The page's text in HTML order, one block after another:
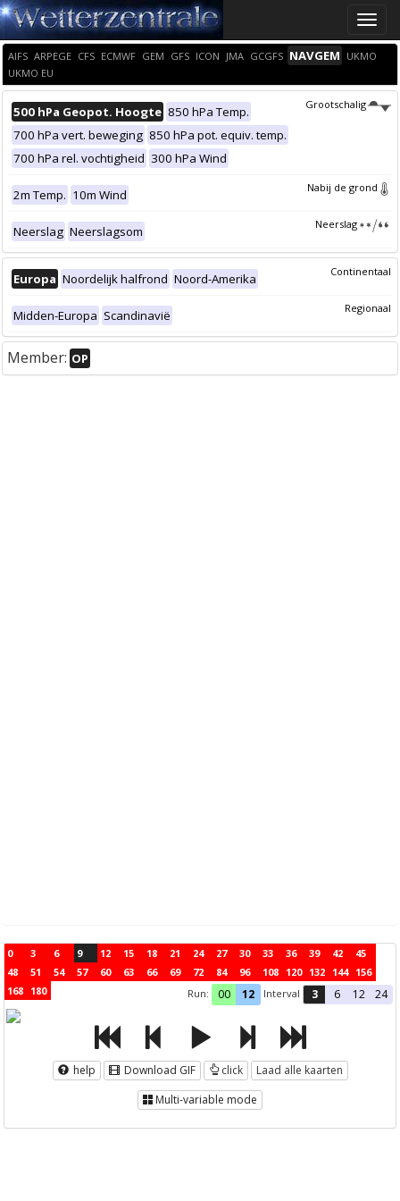
Toggle
AIFS ARPEGE CFS ECMWF GEM GFS ICON JMA GCGFS NAVGEM UKMO
UKMO EU
Grootschalig
500 hPa Geopot. Hoogte 850 hPa Temp.
700 hPa vert. beweging 850 hPa pot. equiv. temp.
700 hPa rel. vochtigheid 300 hPa Wind
Nabij de grond
2m Temp. 10m Wind
Neerslag
Neerslag Neerslagsom
Continentaal
Europa Noordelijk halfrond Noord-Amerika
Regionaal
Midden-Europa Scandinavië
Member: OP
0 3 6 9 12 15 18 21 24 27 30 33 36 39 42
45
48
51 54 57 60 63 66 69 72 84 96 108 120 132 144 156
168 180 Run: 00 12 Interval 3 6 12 24
help Download GIF click
Laad alle kaarten
Multi-variable mode